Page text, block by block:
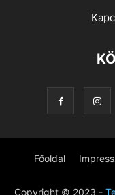
Főoldal
Copyright © 2023 -